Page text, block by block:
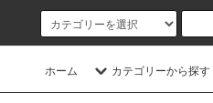
ホーム カテゴリーから探す